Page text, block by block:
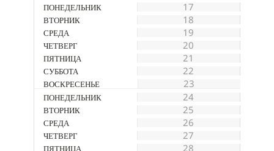
17
18
19
20
21
22
23
24
25
26
27
28